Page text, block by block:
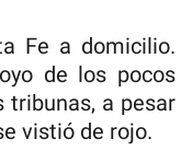
Fe a domicilio.
de los pocos
tribunas, a pesar
vistió de rojo.